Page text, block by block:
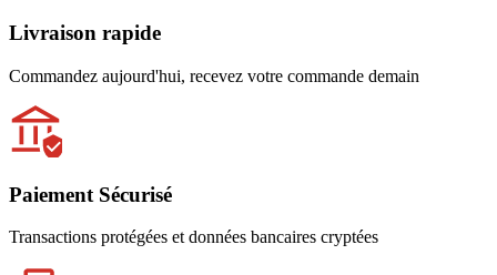
Livraison rapide
Commandez aujourd'hui, recevez votre commande demain
Paiement Sécurisé
Transactions protégées et données bancaires cryptées